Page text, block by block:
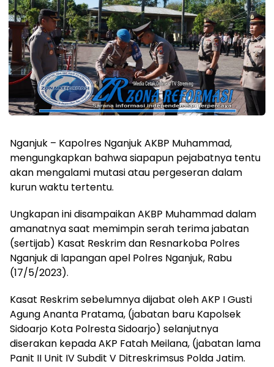
Nganjuk – Kapolres Nganjuk AKBP Muhammad,
mengungkapkan bahwa siapapun pejabatnya tentu
akan mengalami mutasi atau pergeseran dalam
kurun waktu tertentu.
Ungkapan ini disampaikan AKBP Muhammad dalam
amanatnya saat memimpin serah terima jabatan
(sertijab) Kasat Reskrim dan Resnarkoba Polres
Nganjuk di lapangan apel Polres Nganjuk, Rabu
(17/5/2023).
Kasat Reskrim sebelumnya dijabat oleh AKP I Gusti
Agung Ananta Pratama, (jabatan baru Kapolsek
Sidoarjo Kota Polresta Sidoarjo) selanjutnya
diserakan kepada AKP Fatah Meilana, (jabatan lama
Panit II Unit IV Subdit V Ditreskrimsus Polda Jatim.